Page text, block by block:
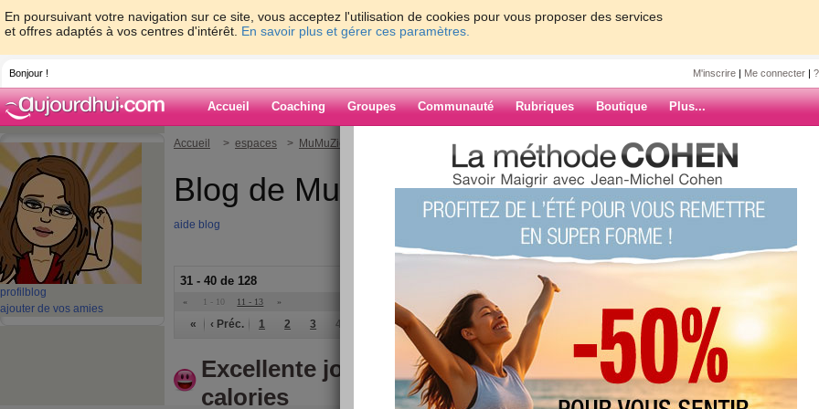
En poursuivant votre navigation sur ce site, vous acceptez l'utilisation de cookies pour vous proposer des services
et offres adaptés à vos centres d'intérêt. En savoir plus et gérer ces paramètres.
Bonjour ! M'inscrire | Me connecter |
Accueil Coaching Groupes Communauté Rubriques Boutique Plus...
profil blog
ajouter de vos amies
Accueil > espaces > MuMuZic
Blog de MuMuZic
aide blog
31 - 40 de 128
« 1 - 10 11 - 13 »
« ‹ Préc. 1 2 3 4 7 8 9 10 Suiv. ›
Excellente journee à 1350k
calories
ARCHIVES